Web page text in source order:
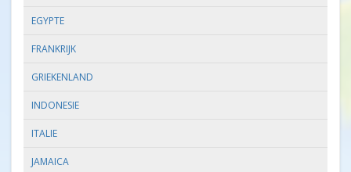
EGYPTE
FRANKRIJK
GRIEKENLAND
INDONESIE
ITALIE
JAMAICA